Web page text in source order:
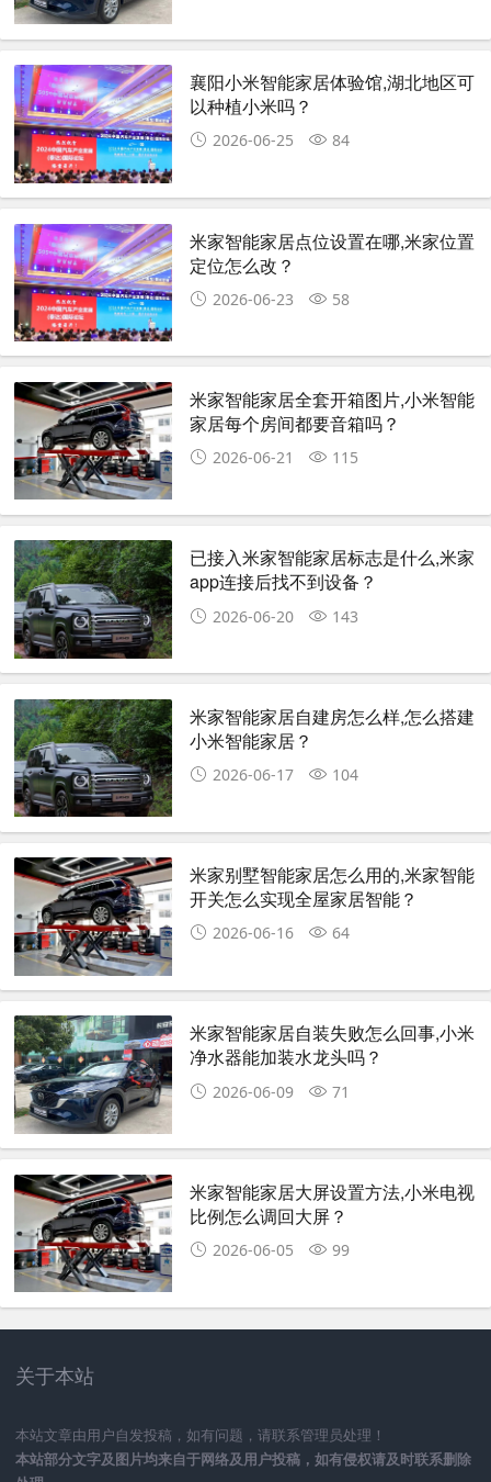
襄阳小米智能家居体验馆,湖北地区可
以种植小米吗？
2026-06-25 84
米家智能家居点位设置在哪,米家位置
定位怎么改？
2026-06-23 58
米家智能家居全套开箱图片,小米智能
家居每个房间都要音箱吗？
2026-06-21 115
已接入米家智能家居标志是什么,米家
app连接后找不到设备？
2026-06-20 143
米家智能家居自建房怎么样,怎么搭建
小米智能家居？
2026-06-17 104
米家别墅智能家居怎么用的,米家智能
开关怎么实现全屋家居智能？
2026-06-16 64
米家智能家居自装失败怎么回事,小米
净水器能加装水龙头吗？
2026-06-09 71
米家智能家居大屏设置方法,小米电视
比例怎么调回大屏？
2026-06-05 99
关于本站
本站文章由用户自发投稿，如有问题，请联系管理员处理！
本站部分文字及图片均来自于网络及用户投稿，如有侵权请及时联系删除